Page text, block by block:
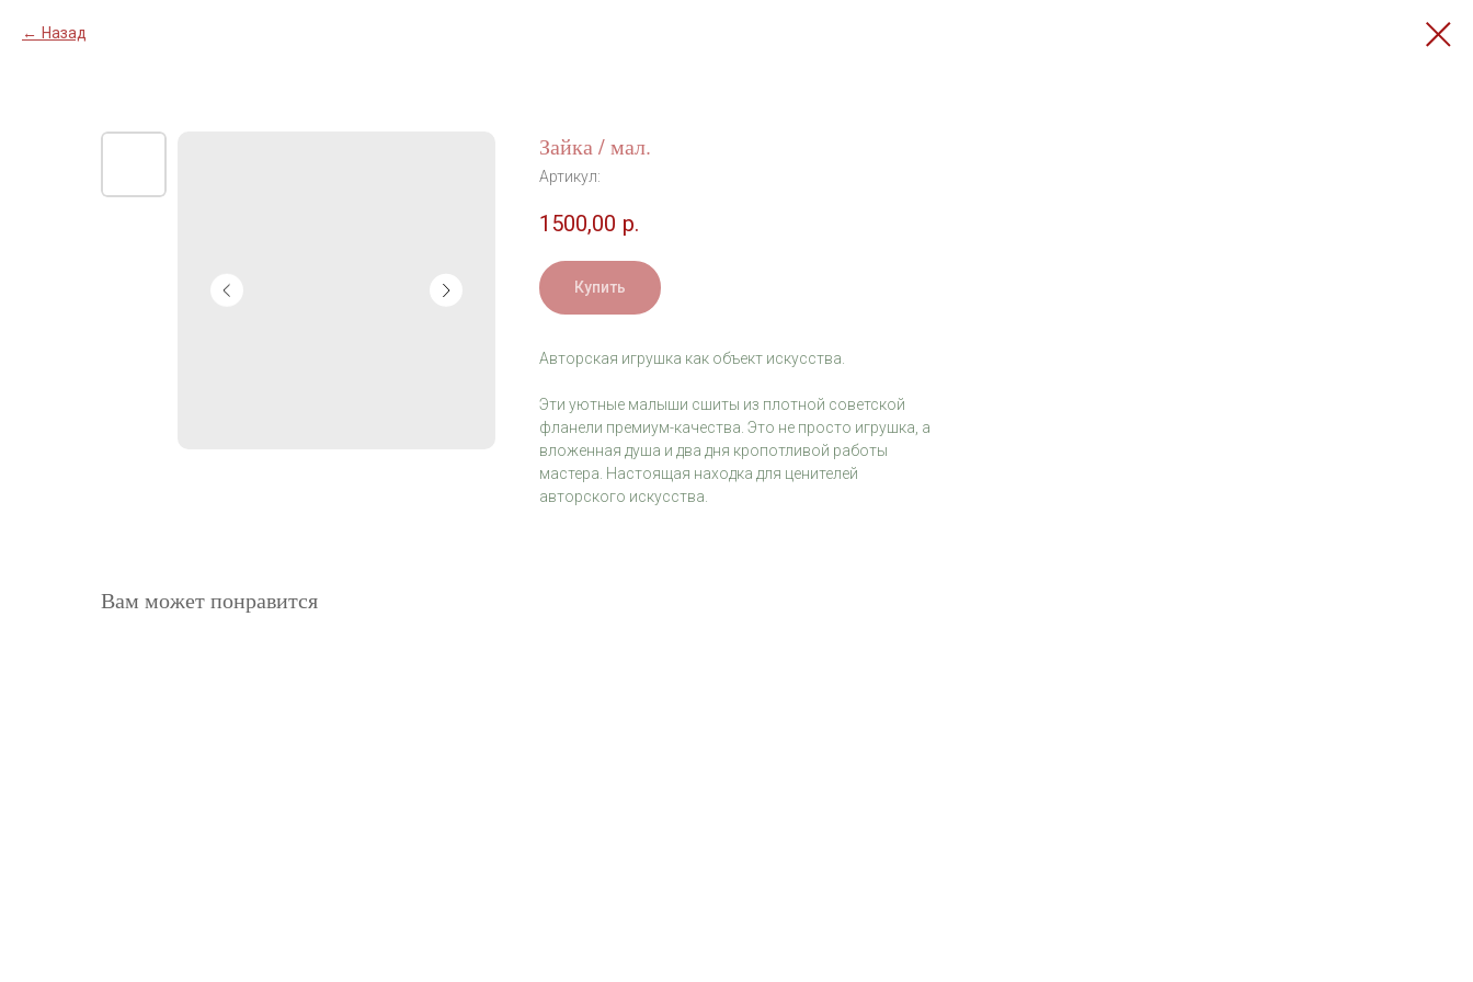
Назад
Зайка / мал.
Артикул:
1500,00 р.
Купить
Авторская игрушка как объект искусства.
Эти уютные малыши сшиты из плотной советской
фланели премиум-качества. Это не просто игрушка, а
вложенная душа и два дня кропотливой работы
мастера. Настоящая находка для ценителей
авторского искусства.
Вам может понравится